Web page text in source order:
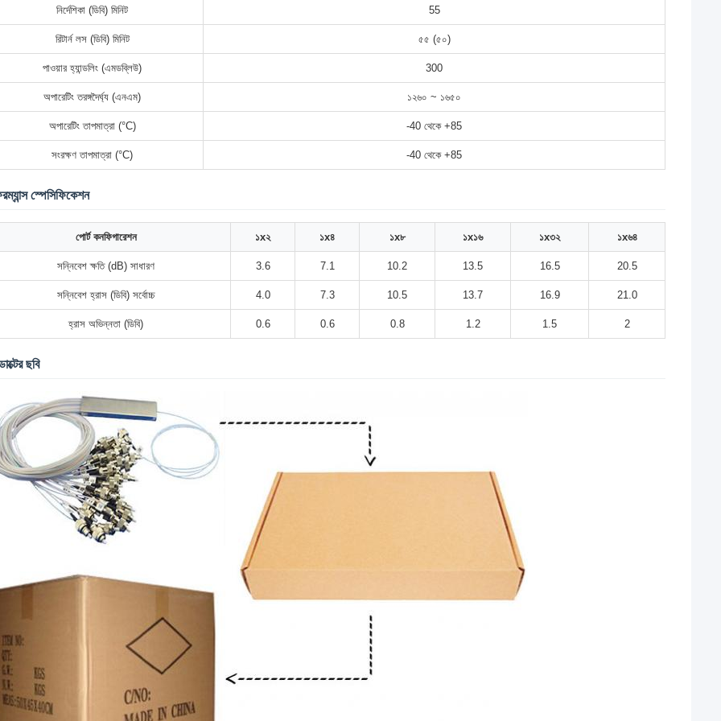
নির্দেশিকা (ডিবি) মিনিট 55
রিটার্ন লস (ডিবি) মিনিট ৫৫ (৫০)
পাওয়ার হ্যান্ডলিং (এমডব্লিউ) 300
অপারেটিং তরঙ্গদৈর্ঘ্য (এনএম) ১২৬০ ~ ১৬৫০
অপারেটিং তাপমাত্রা (°C) -40 থেকে +85
সংরক্ষণ তাপমাত্রা (°C) -40 থেকে +85
স্পেসিফিকেশন
পোর্ট কনফিগারেশন ১x২ ১x৪ ১x৮ ১x১৬ ১x৩২ ১x৬৪
সন্নিবেশ ক্ষতি (dB) সাধারণ 3.6 7.1 10.2 13.5 16.5 20.5
সন্নিবেশ হ্রাস (ডিবি) সর্বোচ্চ 4.0 7.3 10.5 13.7 16.9 21.0
হ্রাস অভিন্নতা (ডিবি) 0.6 0.6 0.8 1.2 1.5 2
ছবি